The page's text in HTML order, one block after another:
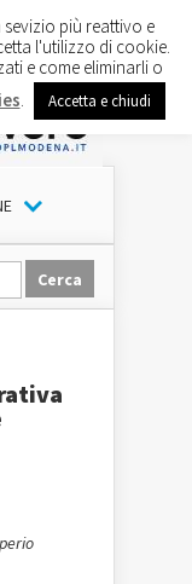
più reattivo e
l'utilizzo di cookie.
e come eliminarli o
Accetta e chiudi